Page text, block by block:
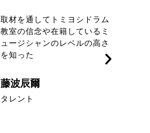
取材を通してトミヨシドラム
教室の信念や在籍しているミ
ュージシャンのレベルの高さ
を知った
藤波辰爾
タレント